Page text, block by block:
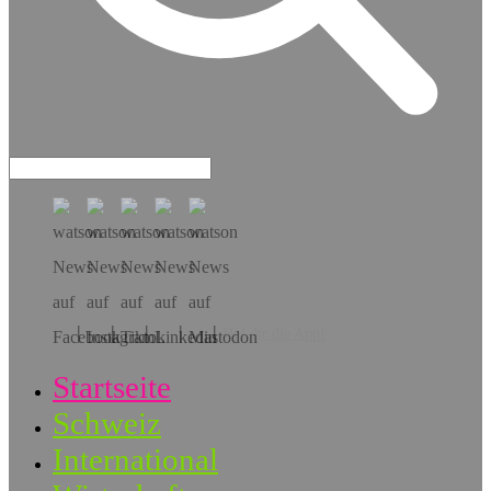
Hol dir die App!
Startseite
Schweiz
International